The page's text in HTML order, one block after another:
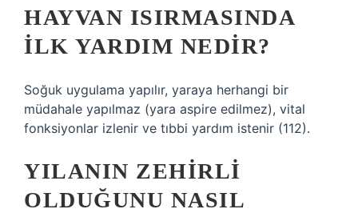
HAYVAN ISIRMASINDA
ILK YARDIM NEDIR?
Soğuk uygulama yapılır, yaraya herhangi bir
müdahale yapılmaz (yara aspire edilmez), vital
fonksiyonlar izlenir ve tıbbi yardım istenir (112).
YILANIN ZEHIRLI
OLDUĞUNU NASIL